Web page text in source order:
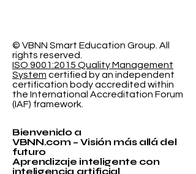
© VBNN Smart Education Group. All
rights reserved.
ISO 9001:2015 Quality Management
System certified by an independent
certification body accredited within
the International Accreditation Forum
(IAF) framework.
Bienvenido a
VBNN.com – Visión más allá del
futuro
Aprendizaje inteligente con
inteligencia artificial